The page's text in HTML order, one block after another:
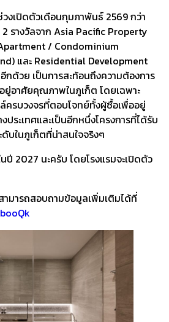
งเปิดตัวเดือนกุมภาพันธ์ 2569 กว่า
รางวัลจาก Asia Pacific Property
/ Condominium
และ Residential Development
ด้วย เป็นการสะท้อนถึงความต้องการ
อาศัยคุณภาพในภูเก็ต โดยเฉพาะ
ครบวงจรที่ตอบโจทย์ทั้งผู้ซื้อเพื่ออยู่
ประเทศและเป็นอีกหนึ่งโครงการที่ได้รับ
บในภูเก็ตที่น่าสนใจจริงๆ
ปี 2027 นะครับ โดยโรงแรมจะเปิดตัว
ามารถสอบถามข้อมูลเพิ่มเติมได้ที่